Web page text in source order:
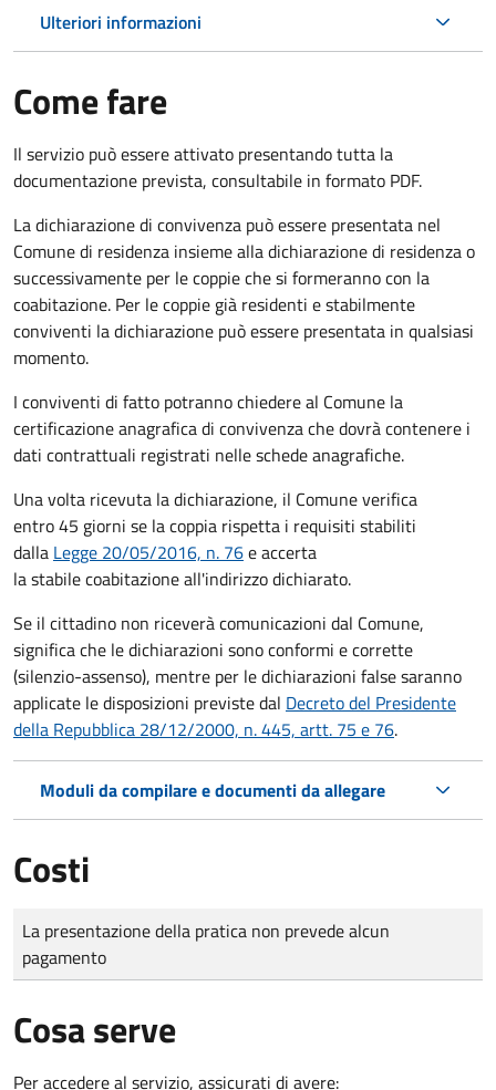
Ulteriori informazioni
Come fare
Il servizio può essere attivato presentando tutta la
documentazione prevista, consultabile in formato PDF.
La dichiarazione di convivenza può essere presentata nel
Comune di residenza insieme alla dichiarazione di residenza o
successivamente per le coppie che si formeranno con la
coabitazione. Per le coppie già residenti e stabilmente
conviventi la dichiarazione può essere presentata in qualsiasi
momento.
I conviventi di fatto potranno chiedere al Comune la
certificazione anagrafica di convivenza che dovrà contenere i
dati contrattuali registrati nelle schede anagrafiche.
Una volta ricevuta la dichiarazione, il Comune verifica
entro 45 giorni se la coppia rispetta i requisiti stabiliti
dalla Legge 20/05/2016, n. 76e accerta
la stabile coabitazione all'indirizzo dichiarato.
Se il cittadino non riceverà comunicazioni dal Comune,
significa che le dichiarazioni sono conformi e corrette
(silenzio-assenso), mentre per le dichiarazioni false saranno
applicate le disposizioni previste dal Decreto del Presidente
della Repubblica 28/12/2000, n. 445, artt. 75 e 76.
Moduli da compilare e documenti da allegare
Costi
Tipo di pagamento
Importo
La presentazione della pratica non prevede alcun
pagamento
Cosa serve
Per accedere al servizio, assicurati di avere: